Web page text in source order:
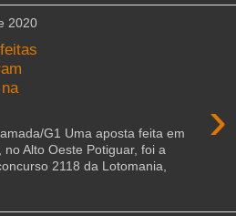
2020
›
G1 Uma aposta feita em
no Alto Oeste Potiguar, foi a
2118 da Lotomania,